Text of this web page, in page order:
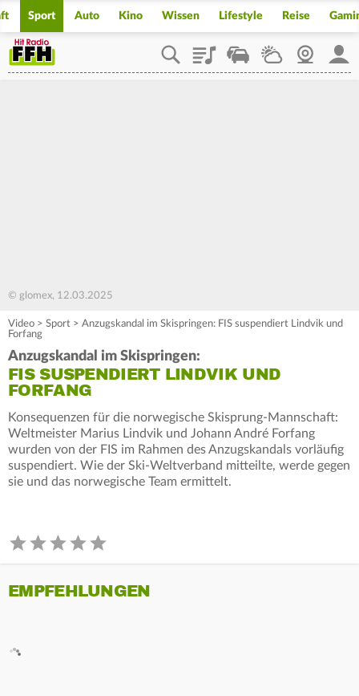
Sport Auto Kino Wissen Lifestyle Reise
PlaylistStaupilotWetterWebcam
© glomex, 12.03.2025
Video > Sport > Anzugskandal im Skispringen: FIS suspendiert Lindvik und
Forfang
Anzugskandal im Skispringen:
FIS SUSPENDIERT LINDVIK UND
FORFANG
Konsequenzen für die norwegische Skisprung-Mannschaft:
Weltmeister Marius Lindvik und Johann André Forfang
wurden von der FIS im Rahmen des Anzugskandals vorläufig
suspendiert. Wie der Ski-Weltverband mitteilte, werde gegen
sie und das norwegische Team ermittelt.
EMPFEHLUNGEN